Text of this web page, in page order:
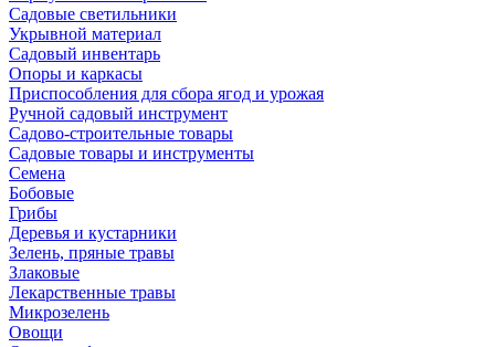
Садовые светильники
Укрывной материал
Садовый инвентарь
Опоры и каркасы
Приспособления для сбора ягод и урожая
Ручной садовый инструмент
Садово-строительные товары
Садовые товары и инструменты
Семена
Бобовые
Грибы
Деревья и кустарники
Зелень, пряные травы
Злаковые
Лекарственные травы
Микрозелень
Овощи